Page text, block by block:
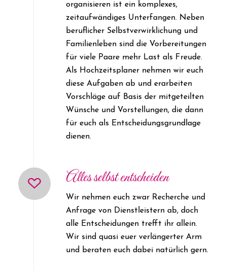
organisieren ist ein komplexes,
zeitaufwändiges Unterfangen. Neben
beruflicher Selbstverwirklichung und
Familienleben sind die Vorbereitungen
für viele Paare mehr Last als Freude.
Als Hochzeitsplaner nehmen wir euch
diese Aufgaben ab und erarbeiten
Vorschläge auf Basis der mitgeteilten
Wünsche und Vorstellungen, die dann
für euch als Entscheidungsgrundlage
dienen.
Alles selbst entscheiden
Wir nehmen euch zwar Recherche und
Anfrage von Dienstleistern ab, doch
alle Entscheidungen trefft ihr allein.
Wir sind quasi euer verlängerter Arm
und beraten euch dabei natürlich gern.